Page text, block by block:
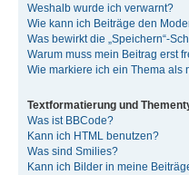
Weshalb wurde ich verwarnt?
Wie kann ich Beiträge den
Was bewirkt die „Speichern“-
Warum muss mein Beitrag erst
Wie markiere ich ein Thema als
Textformatierung und
Was ist BBCode?
Kann ich HTML benutzen?
Was sind Smilies?
Kann ich Bilder in meine